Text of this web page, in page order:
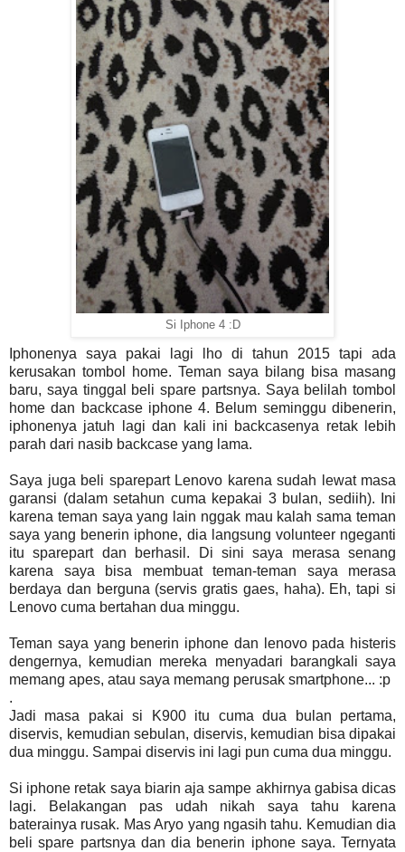
Si Iphone 4 :D
Iphonenya saya pakai lagi lho di tahun 2015 tapi ada
kerusakan tombol home. Teman saya bilang bisa masang
baru, saya tinggal beli spare partsnya. Saya belilah tombol
home dan backcase iphone 4. Belum seminggu dibenerin,
iphonenya jatuh lagi dan kali ini backcasenya retak lebih
parah dari nasib backcase yang lama.
Saya juga beli sparepart Lenovo karena sudah lewat masa
garansi (dalam setahun cuma kepakai 3 bulan, sediih). Ini
karena teman saya yang lain nggak mau kalah sama teman
saya yang benerin iphone, dia langsung volunteer ngeganti
itu sparepart dan berhasil. Di sini saya merasa senang
karena saya bisa membuat teman-teman saya merasa
berdaya dan berguna (servis gratis gaes, haha). Eh, tapi si
Lenovo cuma bertahan dua minggu.
Teman saya yang benerin iphone dan lenovo pada histeris
dengernya, kemudian mereka menyadari barangkali saya
memang apes, atau saya memang perusak smartphone... :p
.
Jadi masa pakai si K900 itu cuma dua bulan pertama,
diservis, kemudian sebulan, diservis, kemudian bisa dipakai
dua minggu. Sampai diservis ini lagi pun cuma dua minggu.
Si iphone retak saya biarin aja sampe akhirnya gabisa dicas
lagi. Belakangan pas udah nikah saya tahu karena
baterainya rusak. Mas Aryo yang ngasih tahu. Kemudian dia
beli spare partsnya dan dia benerin iphone saya. Ternyata